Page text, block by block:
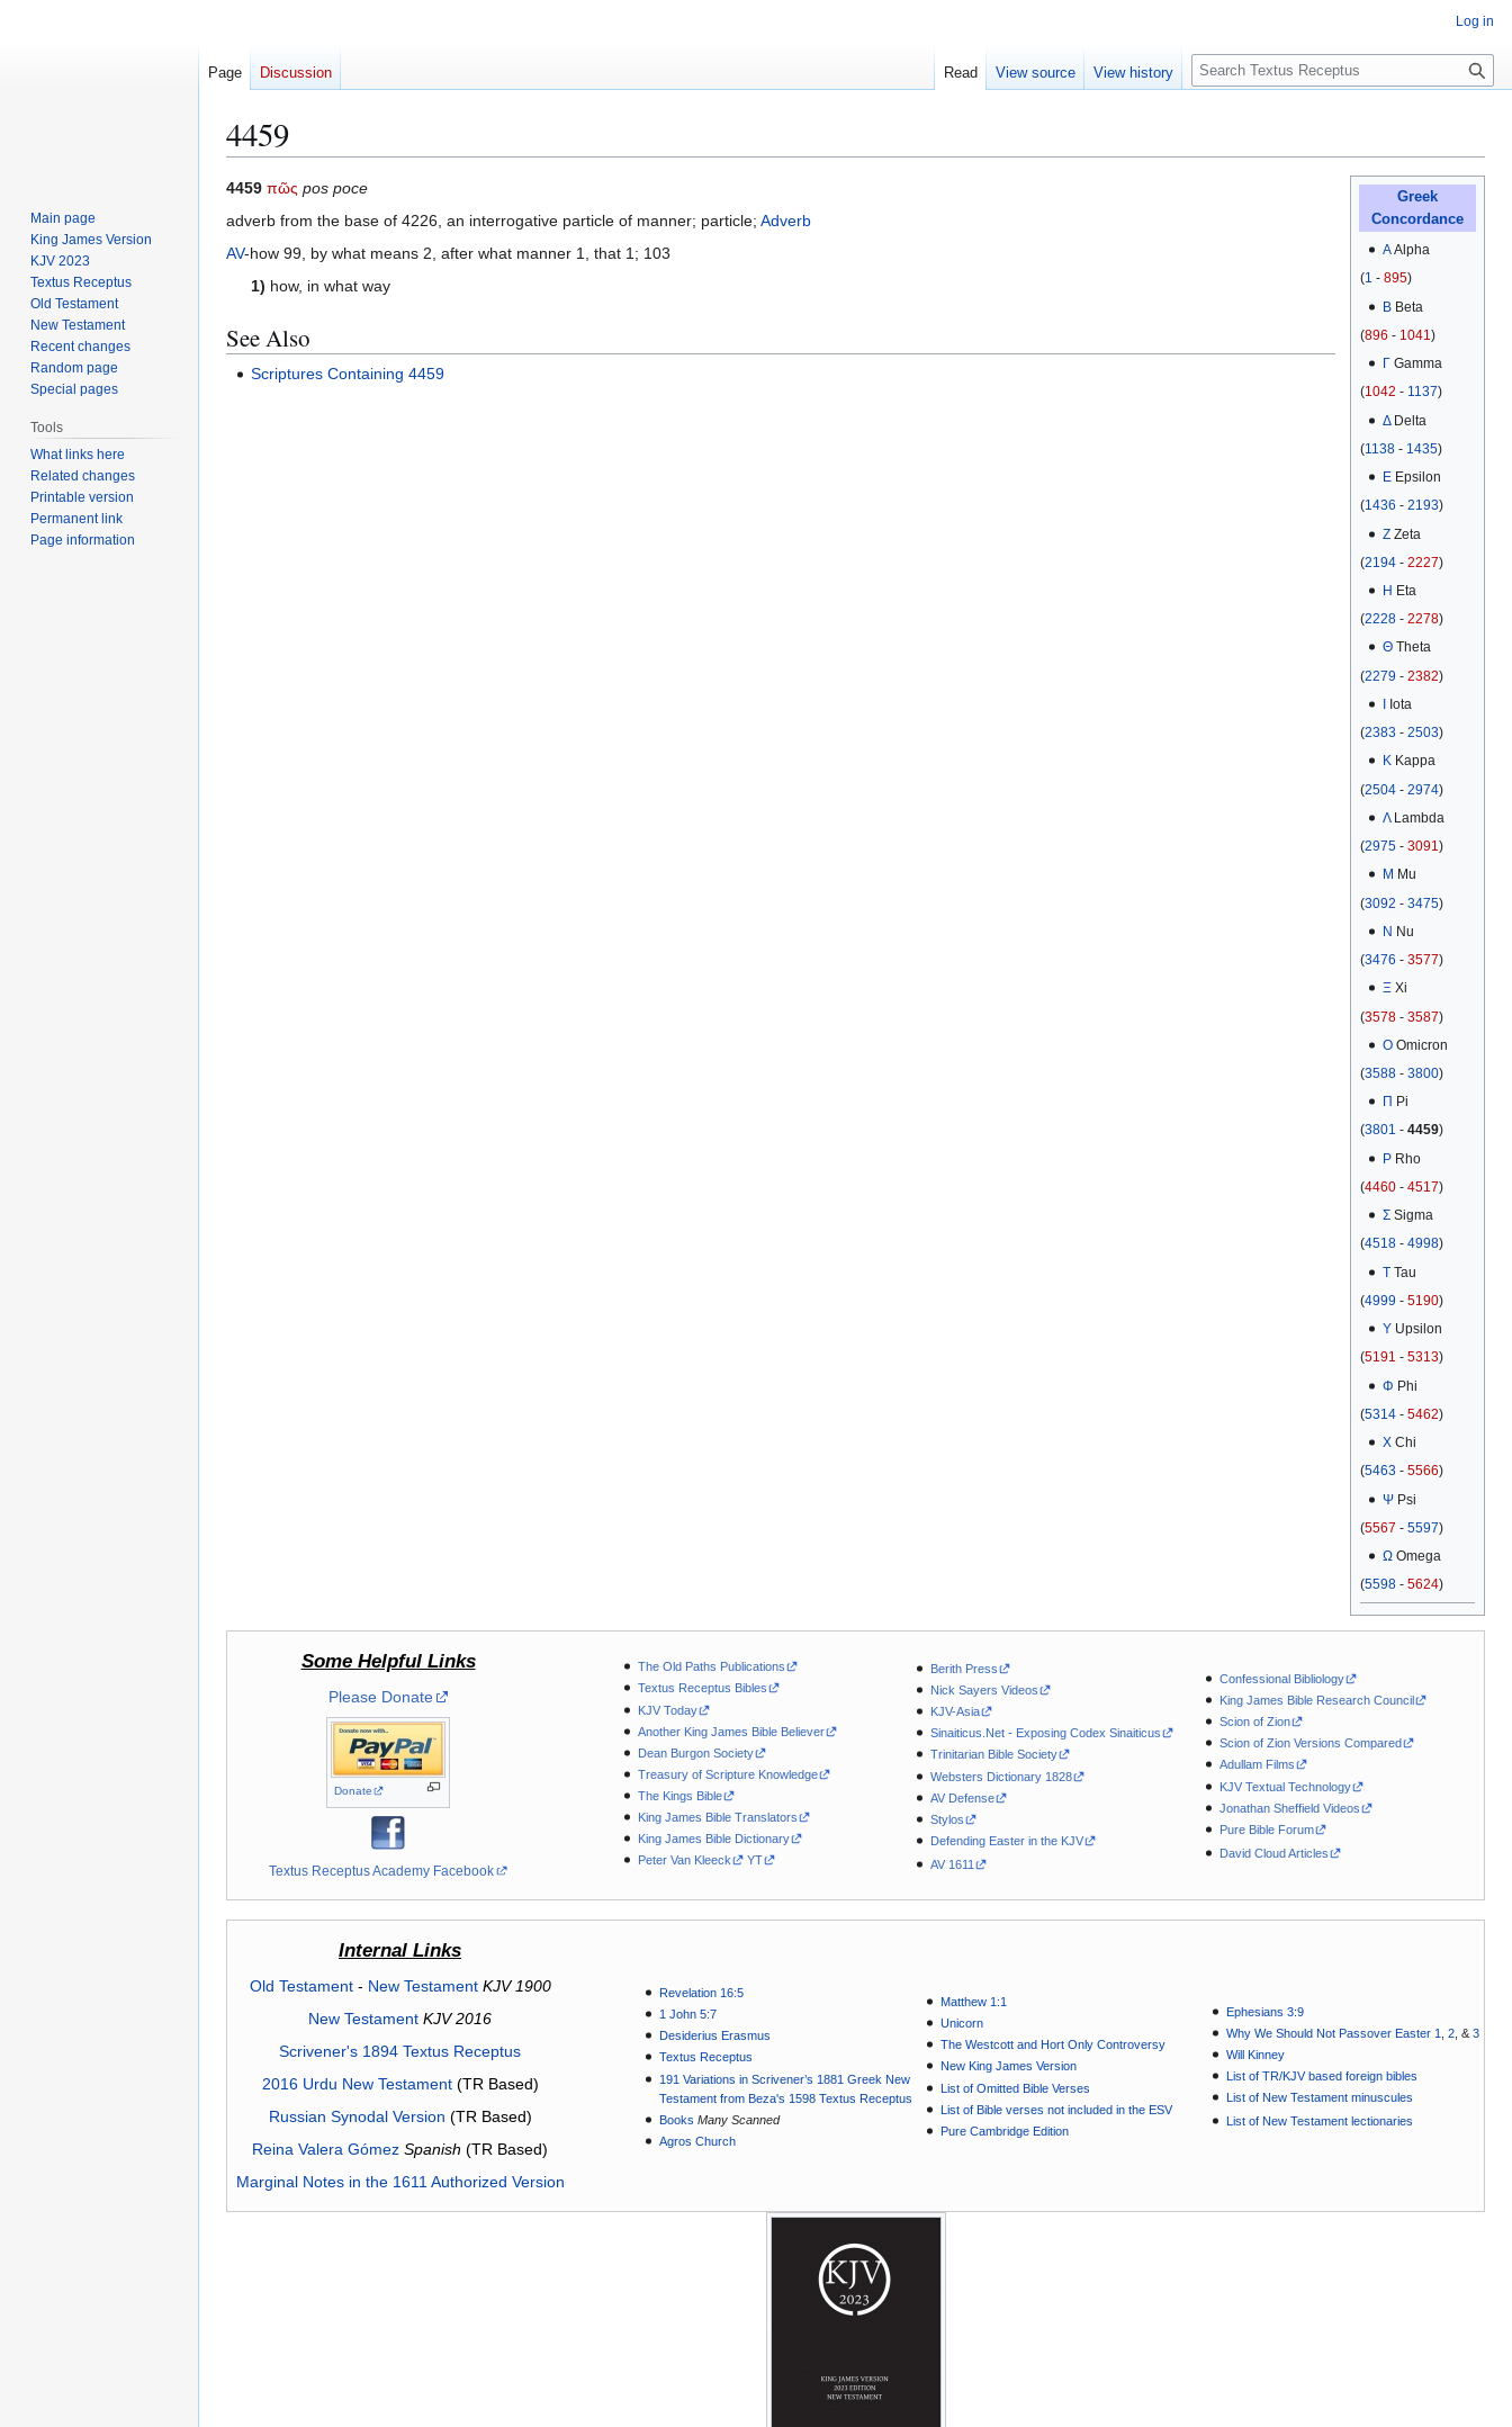
4459
Jump
Jump
Greek
Concordance
ΑAlpha
(1 - 895)
ΒBeta
(896 - 1041)
ΓGamma
(1042 - 1137)
ΔDelta
(1138 - 1435)
ΕEpsilon
(1436 - 2193)
ΖZeta
(2194 - 2227)
Η Eta
(2228 - 2278)
ΘTheta
(2279 - 2382)
Iota
(2383 - 2503)
ΚKappa
(2504 - 2974)
ΛLambda
(2975 - 3091)
Μ Mu
(3092 - 3475)
Ν Nu
(3476 - 3577)
ΞXi
(3578 - 3587)
ΟOmicron
(3588 - 3800)
Π Pi
(3801 - 4459)
ΡRho
(4460 - 4517)
ΣSigma
(4518 - 4998)
ΤTau
(4999 - 5190)
ΥUpsilon
(5191 - 5313)
Φ Phi
(5314 - 5462)
ΧChi
(5463 - 5566)
ΨPsi
(5567 - 5597)
ΩOmega
(5598 - 5624)
4459 πῶς pos poce
adverb from the base of 4226, an interrogative particle of manner; particle; Adverb
AV-how 99, by what means 2, after what manner 1, that 1; 103
1) how, in what way
See Also
Scriptures Containing 4459
Some Helpful Links
Please Donate
Donate
Textus Receptus Academy Facebook
The Old Paths Publications
Textus Receptus Bibles
KJV Today
Another King James Bible Believer
Dean Burgon Society
Treasury of Scripture Knowledge
The Kings Bible
King James Bible Translators
King James Bible Dictionary
Peter Van Kleeck
YT
Berith Press
Nick Sayers Videos
KJV-Asia
Sinaiticus.Net - Exposing Codex Sinaiticus
Trinitarian Bible Society
Websters Dictionary 1828
AV Defense
Stylos
Defending Easter in the KJV
AV 1611
Confessional Bibliology
King James Bible Research Council
Scion of Zion
Scion of Zion Versions Compared
Adullam Films
KJV Textual Technology
Jonathan Sheffield Videos
Pure Bible Forum
David Cloud Articles
Internal Links
Old Testament- New Testament KJV 1900
New Testament KJV 2016
Scrivener's 1894 Textus Receptus
2016 Urdu New Testament(TR Based)
Russian Synodal Version (TR Based)
Reina Valera Gómez Spanish (TR Based)
Marginal Notes in the 1611 Authorized Version
Revelation 16:5
1 John 5:7
Desiderius Erasmus
Textus Receptus
191 Variations in Scrivener’s 1881 Greek New
Testament from Beza's 1598 Textus Receptus
Books Many Scanned
Agros Church
Matthew 1:1
Unicorn
The Westcott and Hort Only Controversy
New King James Version
List of Omitted Bible Verses
List of Bible verses not included in the ESV
Pure Cambridge Edition
Ephesians 3:9
Why We Should Not Passover Easter 1
,2 , &3
Will Kinney
List of TR/KJV based foreign bibles
List of New Testament minuscules
List of New Testament lectionaries
Log in
Page Discussion Read View source View history
S
e
c
Main page
King James Version
KJV 2023
Textus Receptus
Old Testament
New Testament
Recent changes
Random page
Special pages
Tools
What links here
Related changes
Printable version
Permanent link
Page information